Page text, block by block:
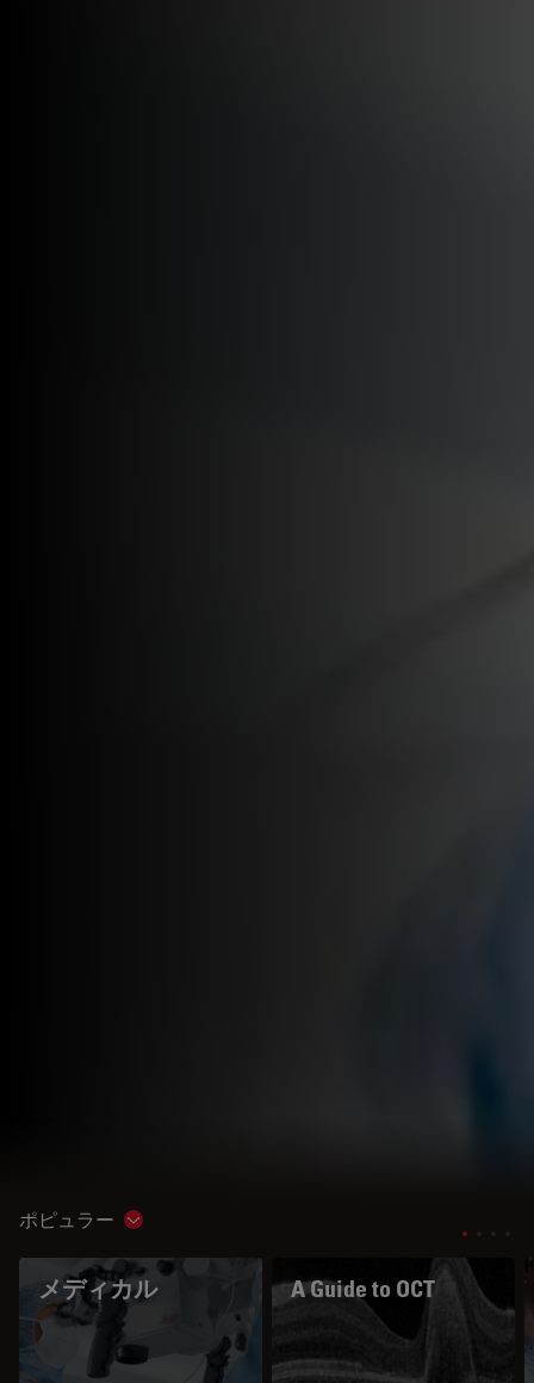
ポピュラー Show subnavigation
メディカル A Guide to OCT